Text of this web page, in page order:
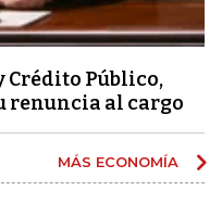
Crédito Público,
renuncia al cargo
MÁS ECONOMÍA